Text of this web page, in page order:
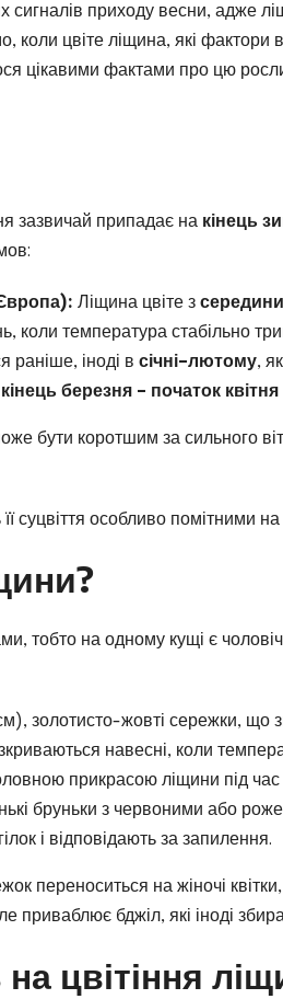
сигналів приходу весни, адже
коли цвіте ліщина, які фактори
цікавими фактами про цю
зазвичай припадає на кінець
Ліщина цвіте з
коли температура стабільно
раніше, іноді в січні–лютому,
кінець березня – початок квітня
бути коротшим за сильного
особливо помітними на
тобто на одному кущі є
золотисто-жовті сережки, що
навесні, коли
прикрасою ліщини під час
бруньки з червоними або
і відповідають за запилення.
переноситься на жіночі
приваблює бджіл, які іноді
цвітіння